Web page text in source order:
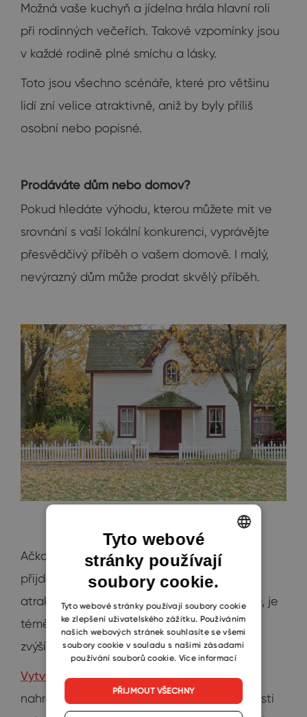
Možná vaše kuchyň a jídelna hrála hlavní roli
při rodinných večeřích. Takové vzpomínky jsou
v každé rodině plné smíchu a lásky.
Toto jsou všechno scénáře, které pro většinu
lidí zní velice atraktivně, aniž by byly příliš
osobní nebo popisné.
Prodáváte dům nebo domov?
Pokud hledáte výhodu, kterou můžete mít ve
srovnání s vaší lokální konkurenci, vyprávějte
přesvědčivý příběh o vašem domově. I malý,
nevýrazný dům může prodat skvělý příběh.
Ačkoliv jistě vymyslíte více konceptů, než
přijdete na ten správný, včetně některých
atraktivních scénářů pro potenciální kupce, je
téměř jisté, že se počet nabídek na odkup
zvýší.
Vytvoření perfektní prezentacenení jen o
nahrání těch správných fotografií nemovitosti
ENGLISH
CZECH
SLOVAK
Tyto webové
stránky používají
soubory cookie.
Tyto webové stránky používají soubory cookie
ke zlepšení uživatelského zážitku. Používáním
našich webových stránek souhlasíte se všemi
soubory cookie v souladu s našimi zásadami
používání souborů cookie. Více informací
PŘIJMOUT VŠECHNY